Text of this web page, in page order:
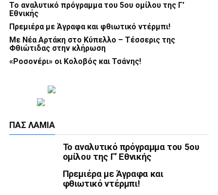
Το αναλυτικό πρόγραμμα του 5ου ομίλου της Γ’
Εθνικής
Πρεμιέρα με Άγραφα και φθιωτικό ντέρμπι!
Με Νέα Αρτάκη στο Κύπελλο – Τέσσερις της
Φθιώτιδας στην κλήρωση
«Ροσονέρι» οι Κολοβός και Τσάνης!
ΠΑΣ ΛΑΜΊΑ
Το αναλυτικό πρόγραμμα του 5ου
ομίλου της Γ’ Εθνικής
Πρεμιέρα με Άγραφα και
φθιωτικό ντέρμπι!